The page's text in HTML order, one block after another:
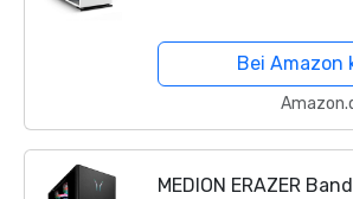
TB SSD, NVIDIA
Wi-Fi 6, Windows 11 -
Bei Amazon
MEDION ERAZER